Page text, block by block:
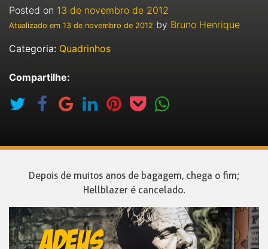
Posted on 13 de novembro de 2012
Atualizado em 13 de novembro de 2012 by Bruno Henrique
Categoria: Quadrinhos
Compartilhe:
Depois de muitos anos de bagagem, chega o fim;
Hellblazer é cancelado.